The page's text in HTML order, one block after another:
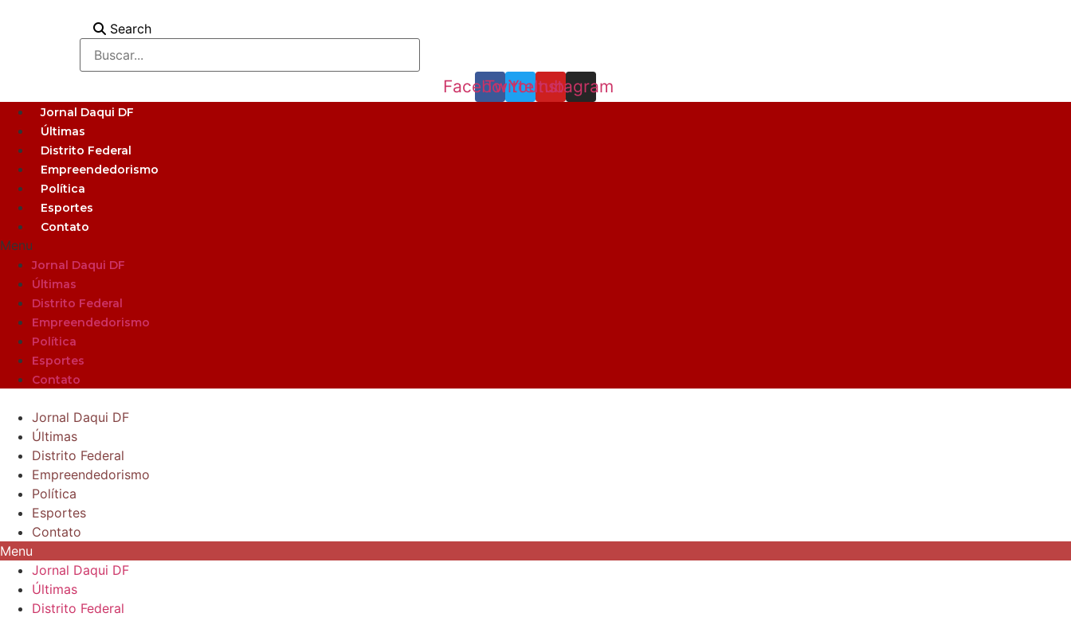
Search
Facebook
Twitter
Youtube
Instagram
Jornal Daqui DF
Últimas
Distrito Federal
Empreendedorismo
Política
Esportes
Contato
Menu
Jornal Daqui DF
Últimas
Distrito Federal
Empreendedorismo
Política
Esportes
Contato
Jornal Daqui DF
Últimas
Distrito Federal
Empreendedorismo
Política
Esportes
Contato
Menu
Jornal Daqui DF
Últimas
Distrito Federal